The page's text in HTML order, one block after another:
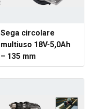
Sega circolare
multiuso 18V-5,0Ah
– 135 mm